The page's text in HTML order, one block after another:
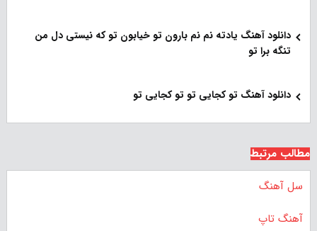
دانلود آهنگ تو کجایی تو تو کجایی تو
دانلود آهنگ یادته نم نم بارون تو خیابون تو که نیستی دل من
تنگه برا تو
مطالب مرتبط
سل آهنگ
آهنگ تاپ